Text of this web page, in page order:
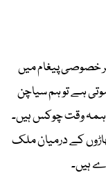
خصوصی پیغام میں
ہے تو ہم سیاچن
ہمہ وقت چوکس ہیں۔
کے درمیان ملک
ہیں۔